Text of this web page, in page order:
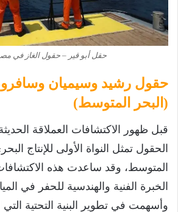
حقل أبو قير – حقول الغاز في مصر
حقول رشيد وسيميان
(البحر المتوسط)
قبل ظهور الاكتشافات العملاقة
الحقول تمثل النواة الأولى للإنتاج
المتوسط، وقد ساعدت هذه
الخبرة الفنية والهندسية للحفر في
وأسهمت في تطوير البنية التحتية